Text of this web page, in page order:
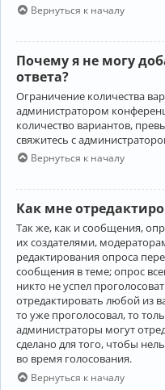
Вернуться к началу
Почему я не могу
ответа?
Ограничение количества
администратором
количество вариантов,
свяжитесь с
Вернуться к началу
Как мне
Так же, как и сообщения,
их создателями,
редактирования опроса
сообщения в теме; опрос
никто не успел
отредактировать любой из
то уже проголосовал, то
администраторы могут
сделано для того, чтобы
во время голосования.
Вернуться к началу